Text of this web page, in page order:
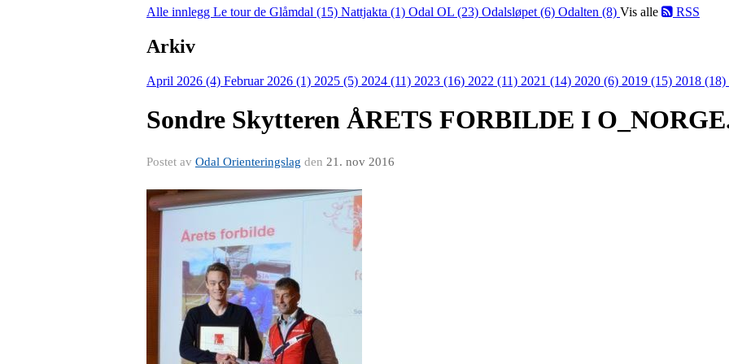
Alle innlegg Le tour de Glåmdal (15) Nattjakta (1) Odal OL (23) Odalsløpet (6) Odalten (8) Vis alle RSS
Arkiv
April 2026 (4) Februar 2026 (1) 2025 (5) 2024 (11) 2023 (16) 2022 (11) 2021 (14) 2020 (6) 2019 (15) 2018 (18)
Sondre Skytteren ÅRETS FORBILDE I
Postet av Odal Orienteringslag den 21. nov 2016